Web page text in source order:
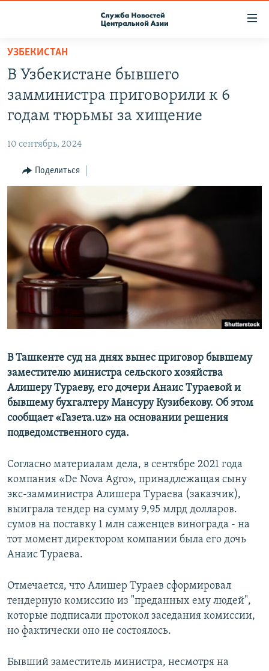
Вернуться
основному
содержанию
главной
навигации
Вернутся
О ПРОЕКТЕ
НАСТОЯЩЕЕ ВРЕМЯ
МИГРАНТ МЕДИА
УЗБЕКИСТАН
В Узбекистане бывшего
замминистра приговорили к 6
годам тюрьмы за хищение
10 сентябрь, 2024
Поделиться
В Ташкенте суд на днях вынес приговор бывшему
заместителю министра сельского хозяйства
Алишеру Тураеву, его дочери Анаис Тураевой и
бывшему бухгалтеру Мансуру Кузибекову. Об этом
сообщает «Газета.uz» на основании решения
подведомственного суда.
Согласно материалам дела, в сентябре 2021 года
компания «De Nova Agro», принадлежащая сыну
экс-замминистра Алишера Тураева (заказчик),
выиграла тендер на сумму 9,95 млрд долларов.
сумов на поставку 1 млн саженцев винограда - на
тот момент директором компании была его дочь
Анаис Тураева.
Отмечается, что Алишер Тураев сформировал
тендерную комиссию из "преданных ему людей",
которые подписали протокол заседания комиссии,
но фактически оно не состоялось.
Бывший заместитель министра, несмотря на